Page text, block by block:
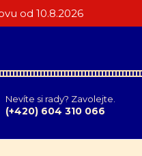
od 10.8.2026
Nevíte si rady? Zavolejte.
(+420) 604 310 066